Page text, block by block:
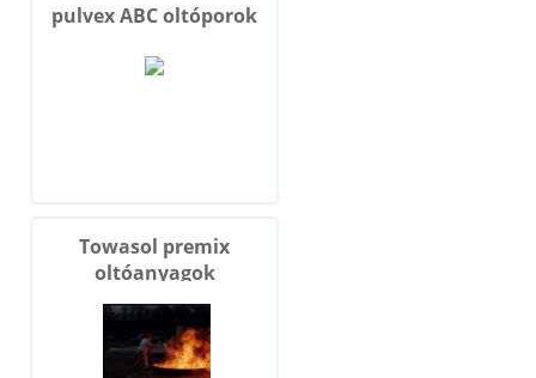
pulvex ABC oltóporok
Towasol premix
oltóanyagok